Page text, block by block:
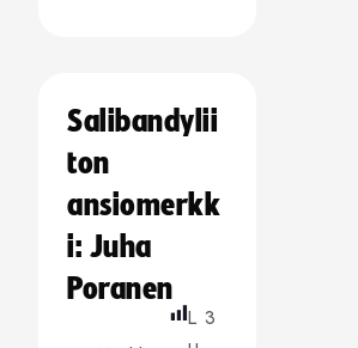
Salibandylii
ton
ansiomerkk
i: Juha
Poranen
L 3